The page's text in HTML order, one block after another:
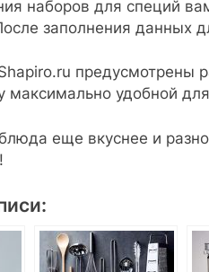
наборов для специй
заполнения данных
предусмотрены
максимально удобной
еще вкуснее и